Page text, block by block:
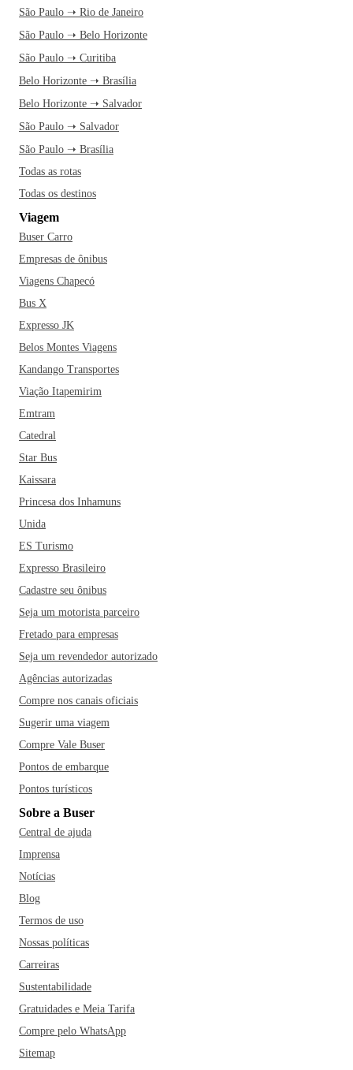
São Paulo ➝ Rio de Janeiro
São Paulo ➝ Belo Horizonte
São Paulo ➝ Curitiba
Belo Horizonte ➝ Brasília
Belo Horizonte ➝ Salvador
São Paulo ➝ Salvador
São Paulo ➝ Brasília
Todas as rotas
Todas os destinos
Viagem
Buser Carro
Empresas de ônibus
Viagens Chapecó
Bus X
Expresso JK
Belos Montes Viagens
Kandango Transportes
Viação Itapemirim
Emtram
Catedral
Star Bus
Kaissara
Princesa dos Inhamuns
Unida
ES Turismo
Expresso Brasileiro
Cadastre seu ônibus
Seja um motorista parceiro
Fretado para empresas
Seja um revendedor autorizado
Agências autorizadas
Compre nos canais oficiais
Sugerir uma viagem
Compre Vale Buser
Pontos de embarque
Pontos turísticos
Sobre a Buser
Central de ajuda
Imprensa
Notícias
Blog
Termos de uso
Nossas políticas
Carreiras
Sustentabilidade
Gratuidades e Meia Tarifa
Compre pelo WhatsApp
Sitemap